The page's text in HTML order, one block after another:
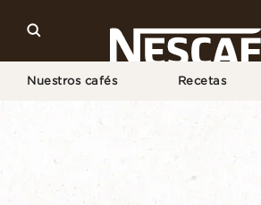
Nuestros cafés Recetas